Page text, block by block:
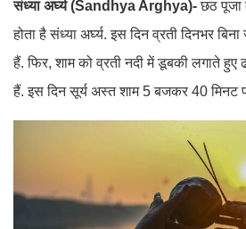
संध्या अर्घ्य (Sandhya Arghya)-छठ पूजा
होता है संध्या अर्घ्य. इस दिन व्रती दिनभर
हैं. फिर, शाम को व्रती नदी में डूबकी लगाते हुए
हैं. इस दिन सूर्य अस्त शाम 5 बजकर 40 मिनट